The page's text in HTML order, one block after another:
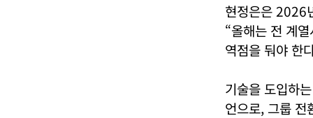
현정은은 2026
“올해는 전 계
역점을 둬야 한
기술을 도입하
언으로, 그룹 전